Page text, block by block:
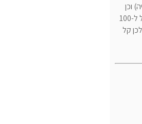
וכן
בעבודות מטעם חברת החשמל. בהתאם למקום העבודה והוותק נגזרת גם המשכורת בתחום כאשר זו יכולה לעלות גם מעל ל-100
קל